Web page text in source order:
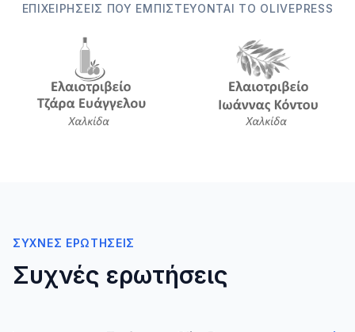
ΕΠΙΧΕΙΡΉΣΕΙΣ ΠΟΥ ΕΜΠΙΣΤΕΎΟΝΤΑΙ ΤΟ OLIVEPRESS
ΣΥΧΝΈΣ ΕΡΩΤΉΣΕΙΣ
Συχνές ερωτήσεις